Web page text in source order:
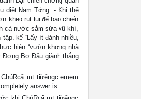
diệt Nam Tớng. - Khi thế
khéo rút lui để bảo chiến
cả nước sắm sửa vũ khí,
kế “Lấy ít đánh nhiều,
hiện “vườn khơng nhà
Đơng Bợ Đầu giành thắng
mt tiừếngc emem
answer is: